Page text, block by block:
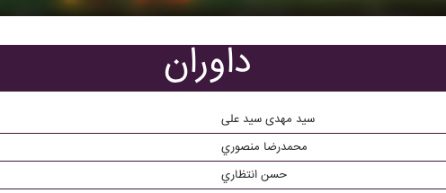
داوران
سید مهدی سید علی
محمدرضا منصوري
حسن انتظاري